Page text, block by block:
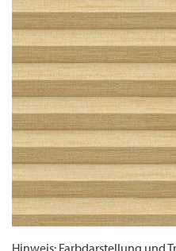
WECHSELN
DE
Hinweis: Farbdarstellung und